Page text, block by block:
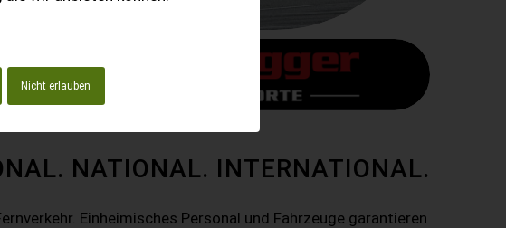
Nicht erlauben
NATIONAL. INTERNATIONAL.
Einheimisches Personal und Fahrzeuge garantieren